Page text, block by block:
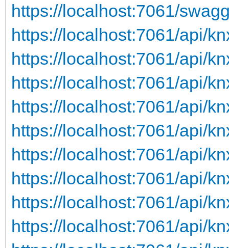
https://localhost:7061/
https://localhost:7061/api/
https://localhost:7061/api/
https://localhost:7061/api/
https://localhost:7061/api/
https://localhost:7061/api/
https://localhost:7061/api/
https://localhost:7061/api/
https://localhost:7061/api/
https://localhost:7061/api/